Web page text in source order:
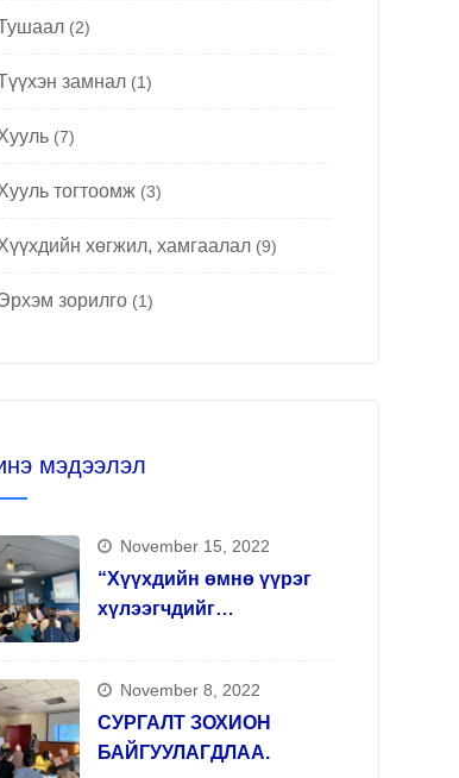
(2)
замнал(1)
(7)
тогтоомж(3)
хөгжил, хамгаалал(9)
зорилго(1)
мэдээлэл
November 15, 2022
“Хүүхдийн өмнө үүрэг
хүлээгчдийг
сургалтыг зохион
явууллаа.
November 8, 2022
СУРГАЛТ ЗОХИОН
БАЙГУУЛАГДЛАА.